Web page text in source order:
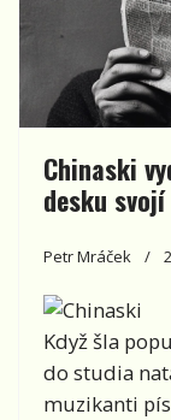
Chinaski
desku
Petr Mráček
Když šla
do studia
muzikanti